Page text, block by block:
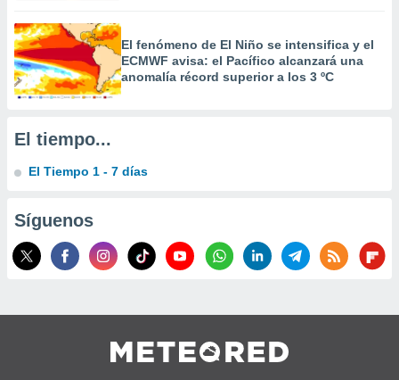
El fenómeno de El Niño se intensifica y el
ECMWF avisa: el Pacífico alcanzará una
anomalía récord superior a los 3 ºC
El tiempo...
El Tiempo 1 - 7 días
Síguenos